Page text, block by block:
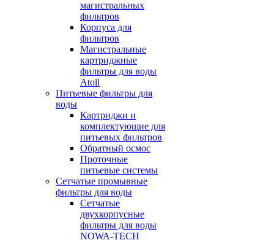
магистральных
фильтров
Корпуса для
фильтров
Магистральные
картриджные
фильтры для воды
Atoll
Питьевые фильтры для
воды
Картриджи и
комплектующие для
питьевых фильтров
Обратный осмос
Проточные
питьевые системы
Сетчатые промывные
фильтры для воды
Сетчатые
двухкорпусные
фильтры для воды
NOWA-TECH